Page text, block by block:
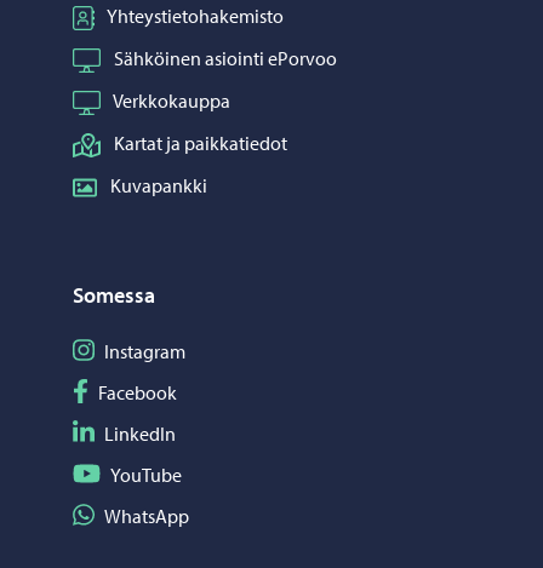
Yhteystietohakemisto
Sähköinen asiointi ePorvoo
Verkkokauppa
Kartat ja paikkatiedot
Kuvapankki
Somessa
Seuraa Instagram
Instagram
Seuraa Facebook
Facebook
Seuraa LinkedIn
LinkedIn
Seuraa YouTube
YouTube
Jaa WhatsApp
WhatsApp